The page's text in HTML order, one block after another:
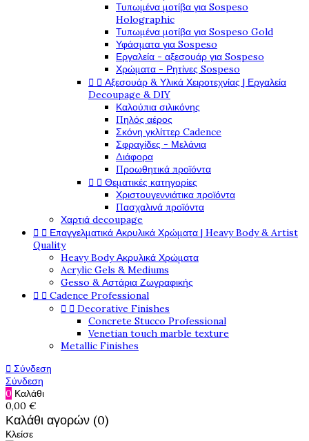
Τυπωμένα μοτίβα για Sospeso
Holographic
Τυπωμένα μοτίβα για Sospeso Gold
Υφάσματα για Sospeso
Εργαλεία - αξεσουάρ για Sospeso
Χρώματα - Ρητίνες Sospeso
  Αξεσουάρ & Υλικά Χειροτεχνίας | Εργαλεία
Decoupage & DIY
Καλούπια σιλικόνης
Πηλός αέρος
Σκόνη γκλίττερ Cadence
Σφραγίδες - Μελάνια
Διάφορα
Προωθητικά προϊόντα
  Θεματικές κατηγορίες
Χριστουγεννιάτικα προϊόντα
Πασχαλινά προϊόντα
Χαρτιά decoupage
  Επαγγελματικά Ακρυλικά Χρώματα | Heavy Body & Artist
Quality
Heavy Body Ακρυλικά Χρώματα
Acrylic Gels & Mediums
Gesso & Αστάρια Ζωγραφικής
  Cadence Professional
  Decorative Finishes
Concrete Stucco Professional
Venetian touch marble texture
Metallic Finishes
 Σύνδεση
Σύνδεση
0 Καλάθι
0,00 €
Καλάθι αγορών (0)
Κλείσε